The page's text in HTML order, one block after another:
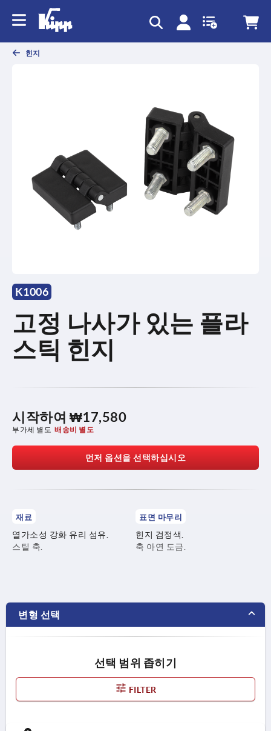
힌지
K1006
고정 나사가 있는 플라
스틱 힌지
시작하여 ₩17,580
부가세 별도 배송비 별도
먼저 옵션을 선택하십시오
재료
열가소성 강화 유리 섬유.
스틸 축.
표면 마무리
힌지 검정색.
축 아연 도금.
변형 선택
선택 범위 좁히기
FILTER